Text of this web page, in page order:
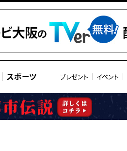
スポーツ プレゼント イベント